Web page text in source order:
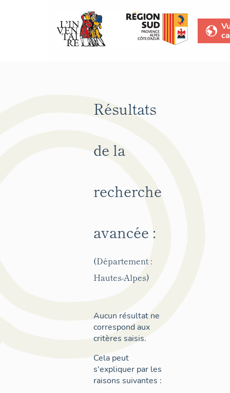
Résultats
de la
recherche
avancée :
(Département :
Hautes-Alpes)
Aucun résultat ne
correspond aux
critères saisis.
Cela peut
s'expliquer par les
raisons suivantes :